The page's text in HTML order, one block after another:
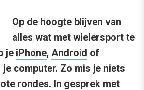
Op de hoogte blijven van
alles wat met wielersport te
je iPhone, Android of
computer. Zo mis je niets
rondes. In gesprek met